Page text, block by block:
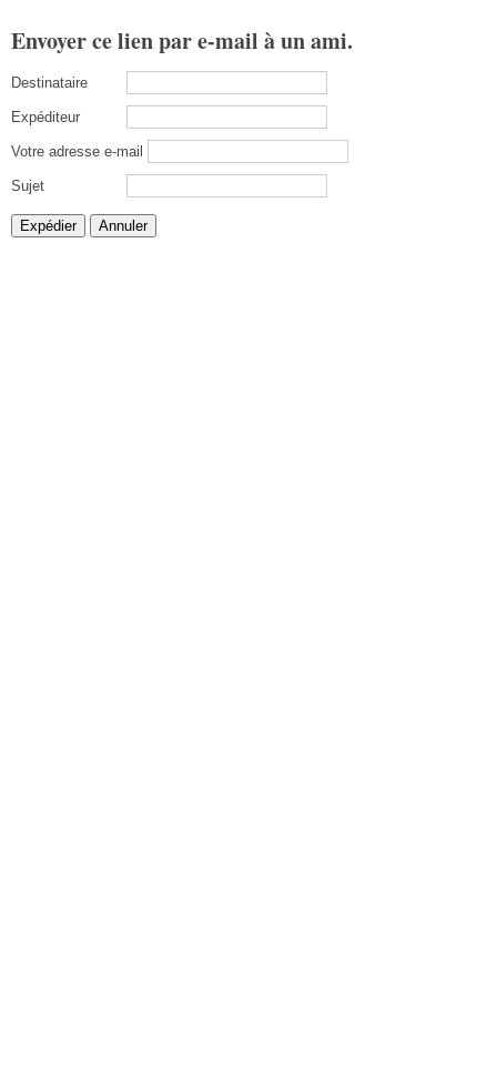
Envoyer ce lien par e-mail à un ami.
Destinataire
Expéditeur
Votre adresse e-mail
Sujet
Expédier Annuler